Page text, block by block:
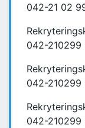
042-21 02
042-210299
042-210299
042-210299